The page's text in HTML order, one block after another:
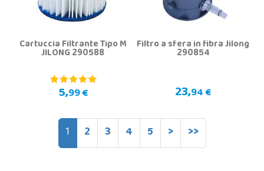
Cartuccia Filtrante Tipo M
JILONG 290588
5,99 €
Filtro a sfera in fibra Jilong
290854
23,94 €
1 2 3 4 5 > >>